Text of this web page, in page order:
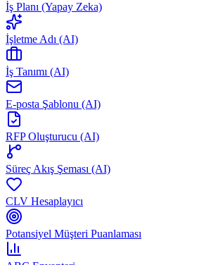
İş Planı (Yapay Zeka)
İşletme Adı (AI)
İş Tanımı (AI)
E-posta Şablonu (AI)
RFP Oluşturucu (AI)
Süreç Akış Şeması (AI)
CLV Hesaplayıcı
Potansiyel Müşteri Puanlaması